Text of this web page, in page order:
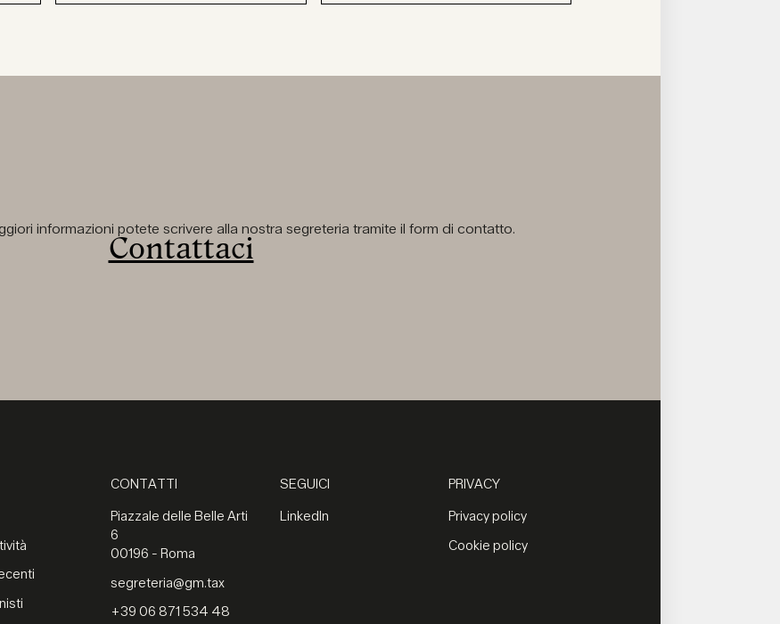
informazioni potete scrivere alla nostra segreteria tramite il form di contatto.
Contattaci
CONTATTI
Piazzale delle Belle Arti
6
00196 - Roma
segreteria@gm.tax
+39 06 871 534 48
SEGUICI
LinkedIn
PRIVACY
Privacy policy
Cookie policy